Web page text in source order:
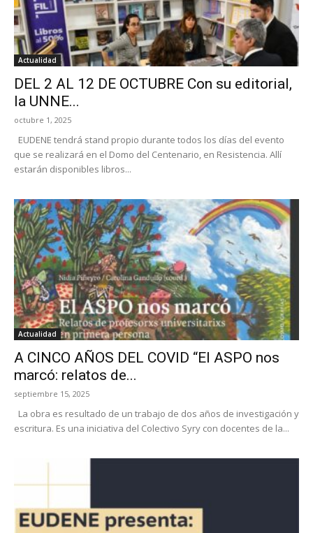
Actualidad
DEL 2 AL 12 DE OCTUBRE Con su editorial,
la UNNE...
octubre 1, 2025
EUDENE tendrá stand propio durante todos los días del evento
que se realizará en el Domo del Centenario, en Resistencia. Allí
estarán disponibles libros...
Actualidad
A CINCO AÑOS DEL COVID “El ASPO nos
marcó: relatos de...
septiembre 15, 2025
La obra es resultado de un trabajo de dos años de investigación y
escritura. Es una iniciativa del Colectivo Syry con docentes de la...